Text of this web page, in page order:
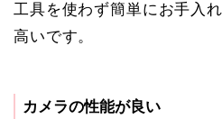
工具を使わず簡単にお手入
高いです。
カメラの性能が良い